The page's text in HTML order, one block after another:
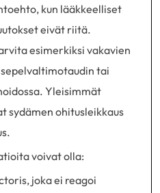
kun lääkkeelliset
eivät riitä.
esimerkiksi vakavien
tai
Yleisimmät
sydämen ohitusleikkaus
voivat olla:
joka ei reagoi